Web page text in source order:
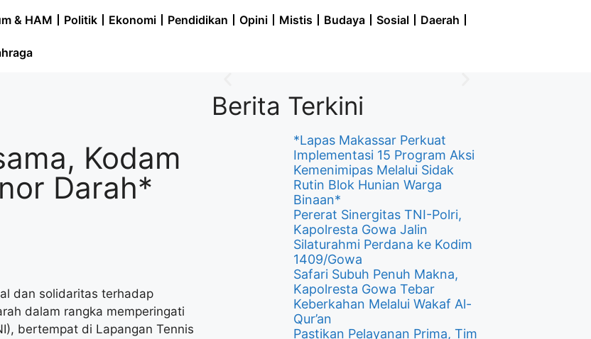
& HAM Politik Ekonomi Pendidikan Opini Mistis Budaya Sosial Daerah
Kodam
Darah*
dan solidaritas terhadap
dalam rangka memperingati
bertempat di Lapangan Tennis
Berita Terkini
*Lapas Makassar Perkuat
Implementasi 15 Program Aksi
Kemenimipas Melalui Sidak
Rutin Blok Hunian Warga
Binaan*
Pererat Sinergitas TNI-Polri,
Kapolresta Gowa Jalin
Silaturahmi Perdana ke Kodim
1409/Gowa
Safari Subuh Penuh Makna,
Kapolresta Gowa Tebar
Keberkahan Melalui Wakaf Al-
Qur’an
Pastikan Pelayanan Prima, Tim